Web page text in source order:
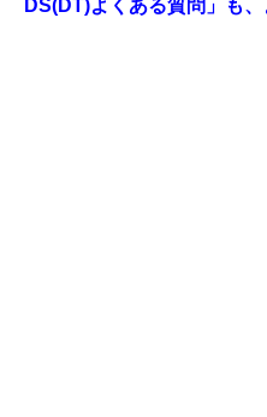
DS(DT)よくある質問」も